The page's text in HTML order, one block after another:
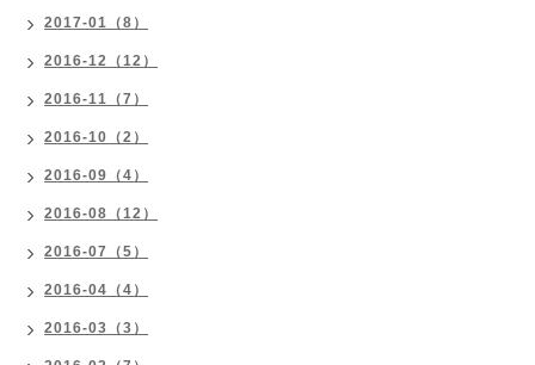
2017-01（8）
2016-12（12）
2016-11（7）
2016-10（2）
2016-09（4）
2016-08（12）
2016-07（5）
2016-04（4）
2016-03（3）